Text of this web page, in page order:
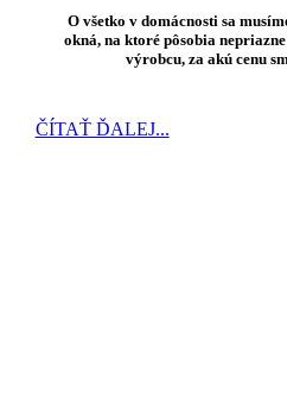
O všetko v domácnosti sa
okná, na ktoré pôsobia
výrobcu, za akú cenu
ČÍTAŤ ĎALEJ...